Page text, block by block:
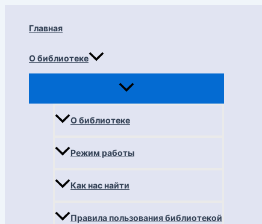
Главная
О библиотеке
О библиотеке
Режим работы
Как нас найти
Правила пользования библиотекой